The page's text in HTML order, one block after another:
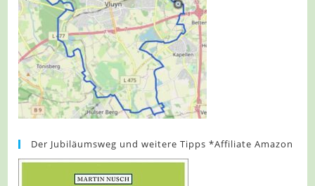
Der Jubiläumsweg und weitere Tipps *Affiliate Amazon